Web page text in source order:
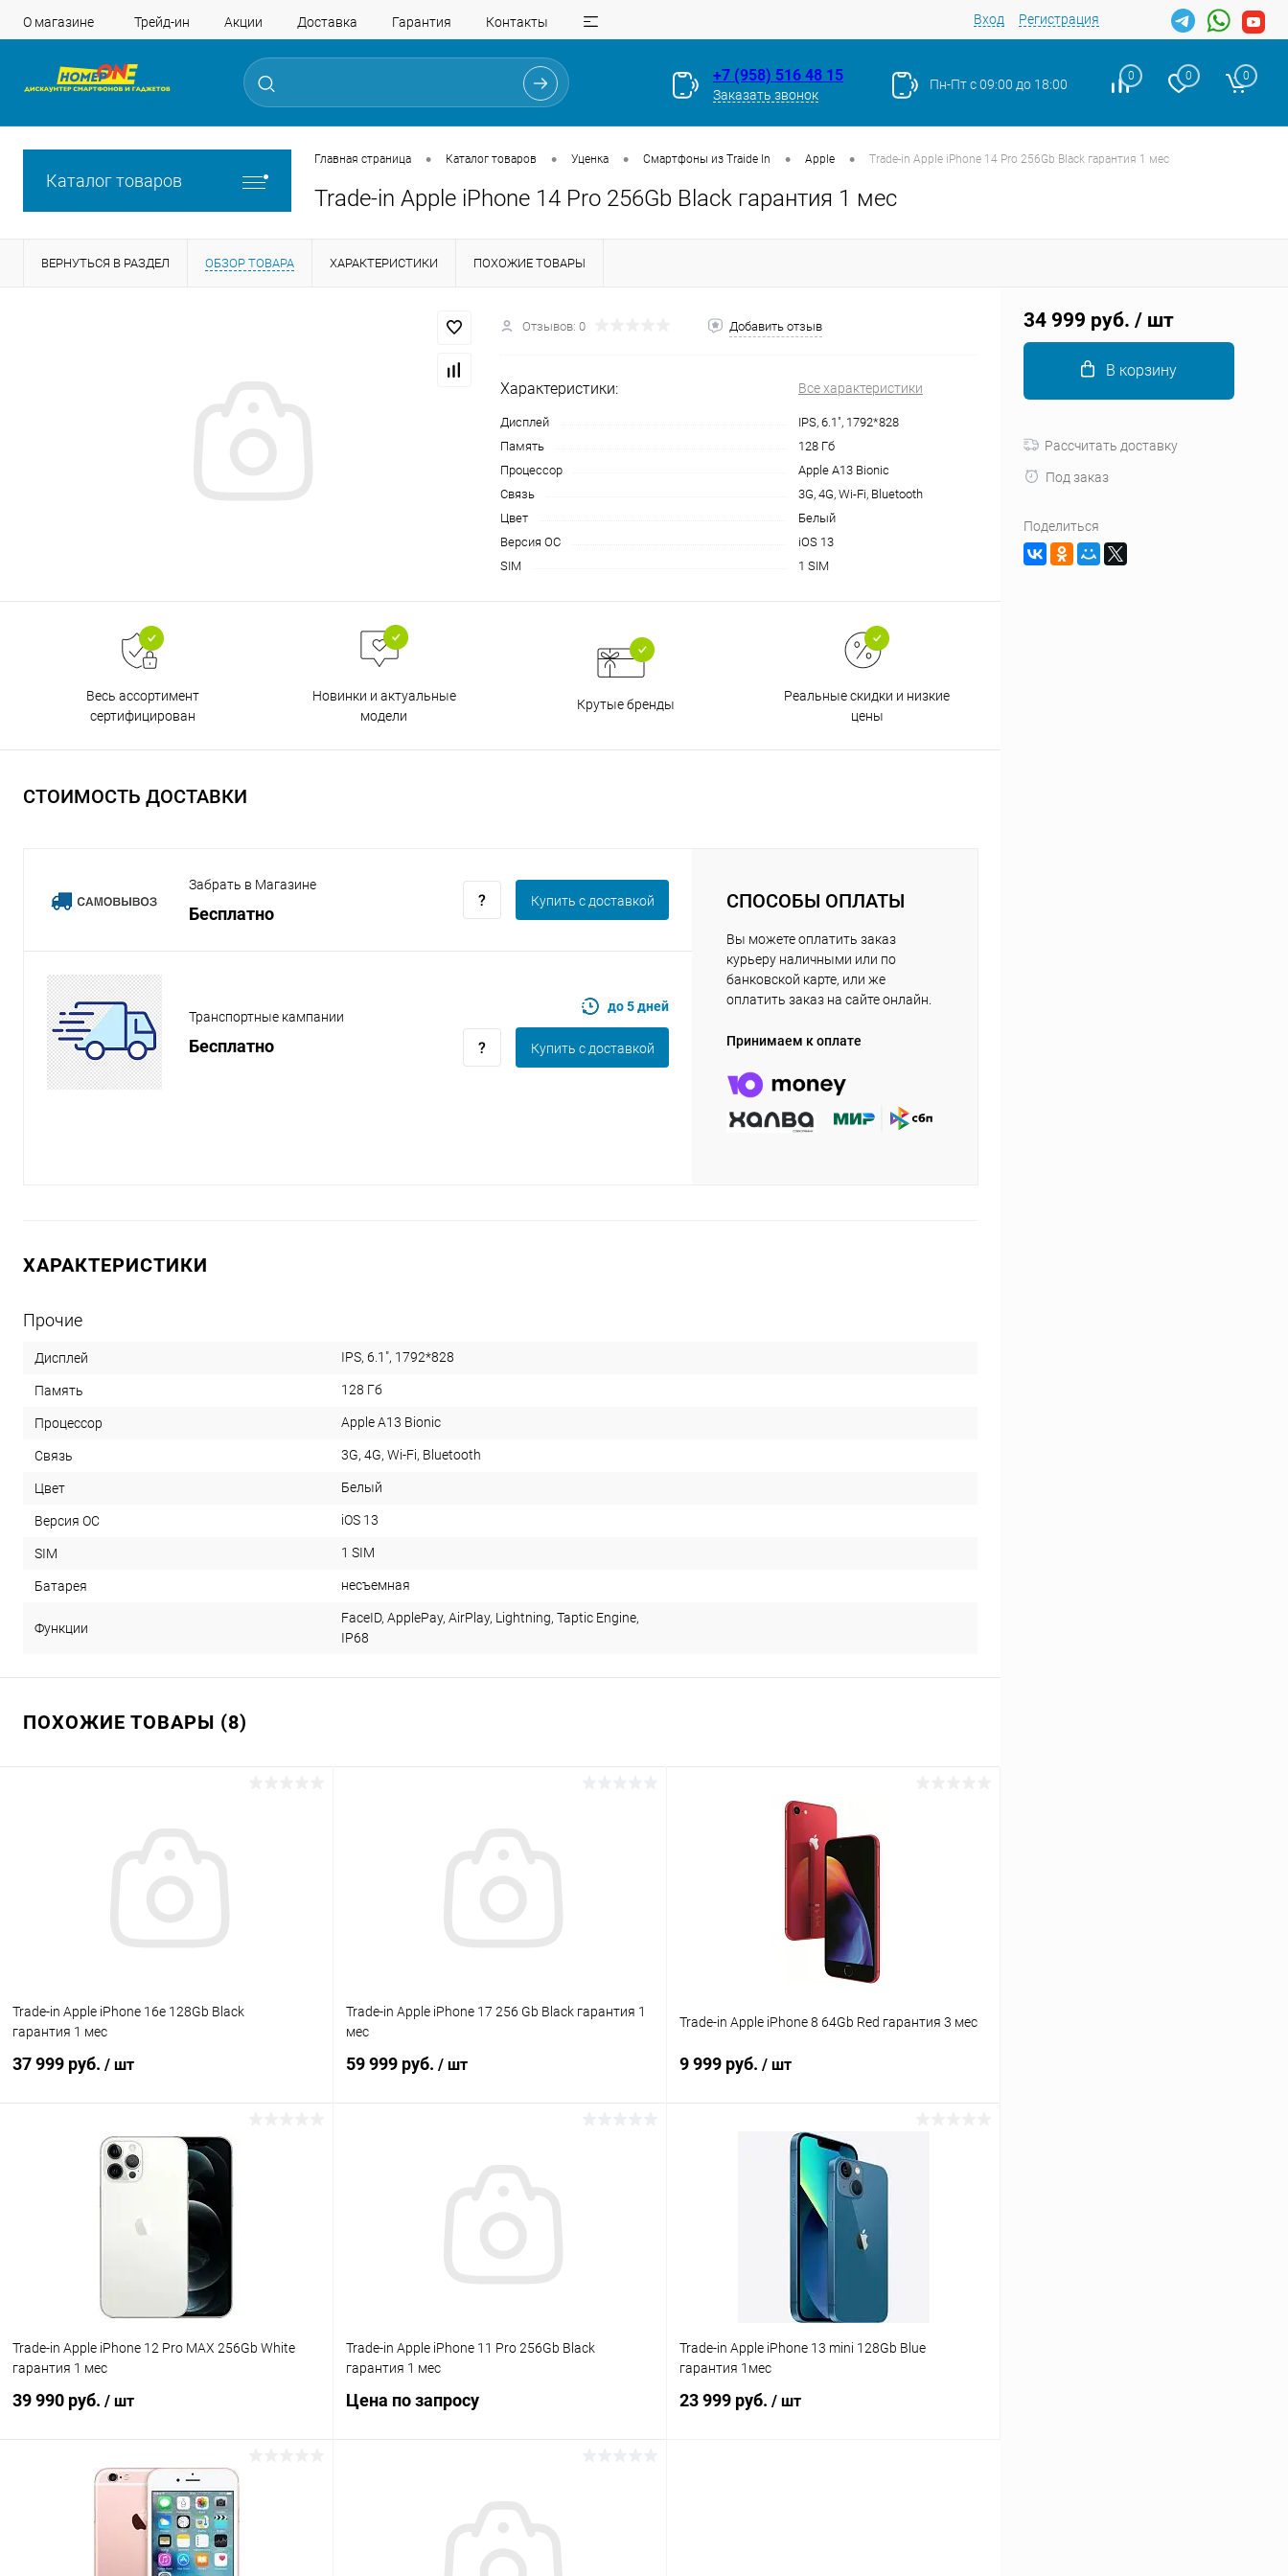
О магазине Трейд-ин Акции Доставка Гарантия Контакты Вход Регистрация
+7 (958) 516 48 15
Заказать звонок
Пн-Пт с 09:00 до 18:00
0 0 0
Каталог товаров
Главная страница • Каталог товаров • Уценка • Смартфоны из Traide In • Apple • Trade-in Apple iPhone 14 Pro 256Gb Black гарантия 1 мес
Trade-in Apple iPhone 14 Pro 256Gb Black гарантия 1 мес
ВЕРНУТЬСЯ В РАЗДЕЛ ОБЗОР ТОВАРА ХАРАКТЕРИСТИКИ ПОХОЖИЕ ТОВАРЫ
Отзывов: 0 Добавить отзыв
Характеристики: Все характеристики
Дисплей
IPS, 6.1", 1792*828
Память
128 Гб
Процессор
Apple A13 Bionic
Связь
3G, 4G, Wi-Fi, Bluetooth
Цвет
Белый
Версия ОС
iOS 13
SIM
1 SIM
Весь ассортимент
сертифицирован
Новинки и актуальные
модели
Крутые бренды
Реальные скидки и низкие
цены
СТОИМОСТЬ ДОСТАВКИ
Забрать в Магазине
Бесплатно
Купить c доставкой
Транспортные кампании
Бесплатно
до 5 дней
Купить c доставкой
СПОСОБЫ ОПЛАТЫ
Вы можете оплатить заказ
курьеру наличными или по
банковской карте, или же
оплатить заказ на сайте онлайн.
Принимаем к оплате
ХАРАКТЕРИСТИКИ
Прочие
Дисплей IPS, 6.1", 1792*828
Память 128 Гб
Процессор Apple A13 Bionic
Связь 3G, 4G, Wi-Fi, Bluetooth
Цвет Белый
Версия ОС iOS 13
SIM 1 SIM
Батарея несъемная
Функции
FaceID, ApplePay, AirPlay, Lightning, Taptic Engine,
IP68
ПОХОЖИЕ ТОВАРЫ (8)
Trade-in Apple iPhone 16е 128Gb Black
гарантия 1 мес
37 999 руб. / шт
В корзину
К сравнению
Под заказ
Trade-in Apple iPhone 17 256 Gb Black гарантия 1
мес
59 999 руб. / шт
Trade-in Apple iPhone 8 64Gb Red гарантия 3 мес
9 999 руб. / шт
В корзину
Trade-in Apple iPhone 12 Pro MAX 256Gb White
гарантия 1 мес
39 990 руб. / шт
В корзину
К сравнению
Под заказ
Trade-in Apple iPhone 11 Pro 256Gb Black
гарантия 1 мес
Цена по запросу
Trade-in Apple iPhone 13 mini 128Gb Blue
гарантия 1мес
23 999 руб. / шт
34 999 руб. / шт
В корзину
Рассчитать доставку
Под заказ
Поделиться
Разбейтеоплату
на частибез переплат
25%
Добавляйте товарыв корзину
Получайте товарвыбранный способом
Оставшиеся75% будутсписываться
каждые 2 недели